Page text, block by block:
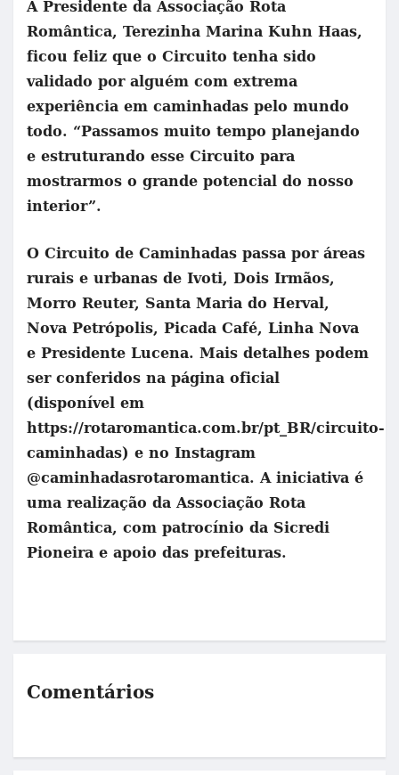
A Presidente da Associação Rota
Romântica, Terezinha Marina Kuhn Haas,
ficou feliz que o Circuito tenha sido
validado por alguém com extrema
experiência em caminhadas pelo mundo
todo. “Passamos muito tempo planejando
e estruturando esse Circuito para
mostrarmos o grande potencial do nosso
interior”.
O Circuito de Caminhadas passa por áreas
rurais e urbanas de Ivoti, Dois Irmãos,
Morro Reuter, Santa Maria do Herval,
Nova Petrópolis, Picada Café, Linha Nova
e Presidente Lucena. Mais detalhes podem
ser conferidos na página oficial
(disponível em
https://rotaromantica.com.br/pt_BR/circuito-
caminhadas) e no Instagram
@caminhadasrotaromantica. A iniciativa é
uma realização da Associação Rota
Romântica, com patrocínio da Sicredi
Pioneira e apoio das prefeituras.
Comentários